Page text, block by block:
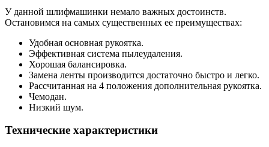
У данной шлифмашинки немало важных достоинств.
Остановимся на самых существенных ее преимуществах:
Удобная основная рукоятка.
Эффективная система пылеудаления.
Хорошая балансировка.
Замена ленты производится достаточно быстро и легко.
Рассчитанная на 4 положения дополнительная рукоятка.
Чемодан.
Низкий шум.
Технические характеристики